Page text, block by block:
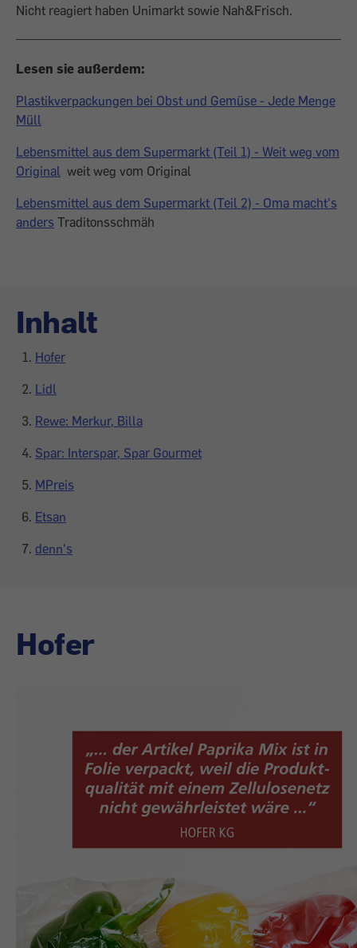
Nicht reagiert haben Unimarkt sowie Nah&Frisch.
Lesen sie außerdem:
Plastikverpackungen bei Obst und Gemüse - Jede Menge
Müll
Lebensmittel aus dem Supermarkt (Teil 1) - Weit weg vom
Original weit weg vom Original
Lebensmittel aus dem Supermarkt (Teil 2) - Oma macht's
anders Traditonsschmäh
Inhalt
Hofer
Lidl
Rewe: Merkur, Billa
Spar: Interspar, Spar Gourmet
MPreis
Etsan
denn's
Hofer